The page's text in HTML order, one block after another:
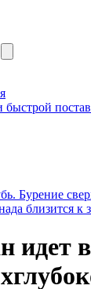
быстрой
Бурение
близится к
идет